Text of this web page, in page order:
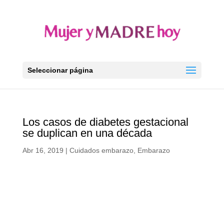
Seleccionar página
Los casos de diabetes gestacional
se duplican en una década
Abr 16, 2019 | Cuidados embarazo, Embarazo